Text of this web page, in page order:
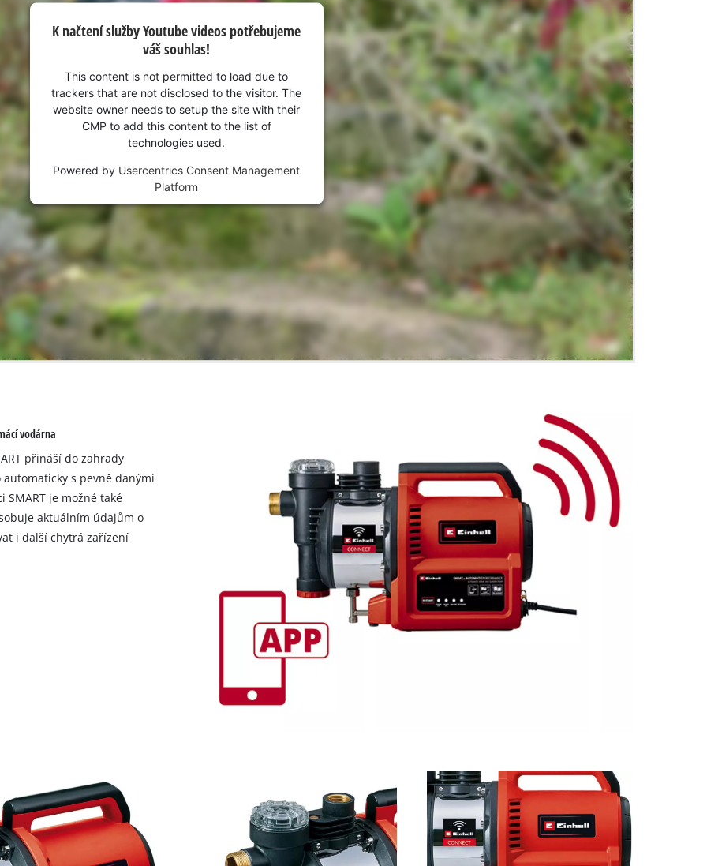
K načtení služby Youtube videos potřebujeme
váš souhlas!
This content is not permitted to load due to
trackers that are not disclosed to the visitor. The
website owner needs to setup the site with their
CMP to add this content to the list of
technologies used.
Powered by Usercentrics Consent Management
Platform
vodárna
přináší do zahrady
s pevně danými
je možné také
aktuálním údajům o
i další chytrá zařízení